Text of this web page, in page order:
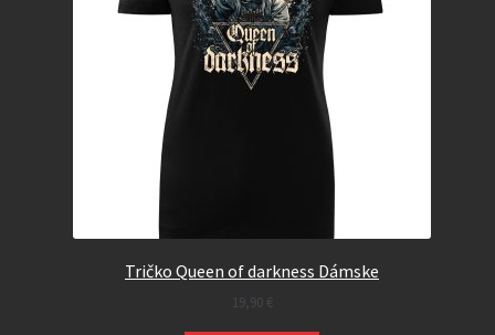
Tričko Queen of darkness Dámske
19,90 €